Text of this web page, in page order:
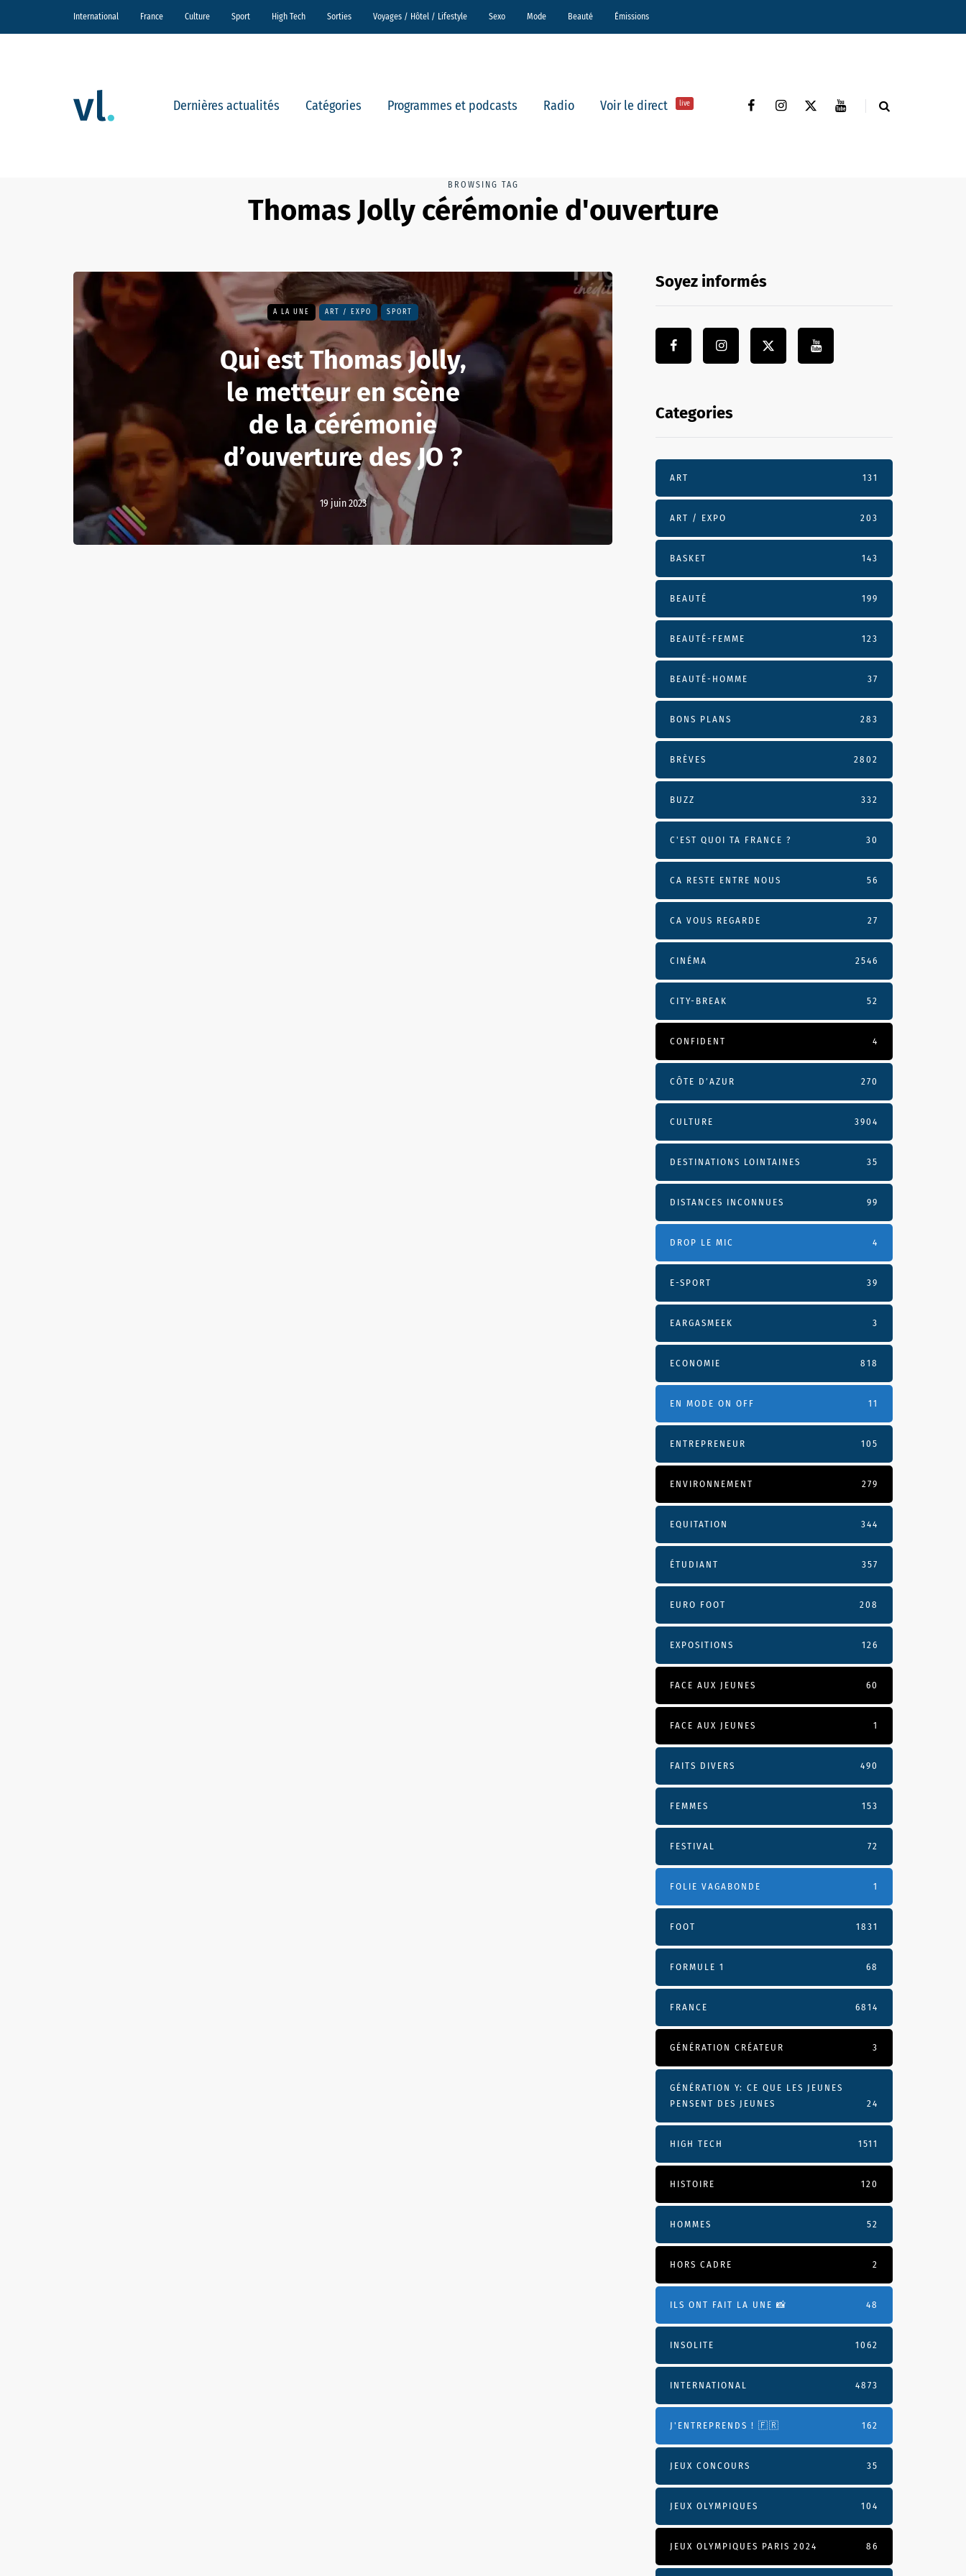
International France Culture Sport High Tech Sorties Voyages / Hôtel / Lifestyle Sexo Mode Beauté Émissions
Dernières actualités Catégories Programmes et podcasts Radio Voir le direct live
BROWSING TAG
Thomas Jolly cérémonie d'ouverture
A LA UNE ART / EXPO SPORT
Qui est Thomas Jolly,
le metteur en scène
de la cérémonie
d’ouverture des JO ?
19 juin 2023
Soyez informés
Categories
ART 131
ART / EXPO 203
BASKET 143
BEAUTÉ 199
BEAUTÉ-FEMME 123
BEAUTÉ-HOMME 37
BONS PLANS 283
BRÈVES 2802
BUZZ 332
C'EST QUOI TA FRANCE ? 30
CA RESTE ENTRE NOUS 56
CA VOUS REGARDE 27
CINÉMA 2546
CITY-BREAK 52
CONFIDENT 4
CÔTE D’AZUR 270
CULTURE 3904
DESTINATIONS LOINTAINES 35
DISTANCES INCONNUES 99
DROP LE MIC 4
E-SPORT 39
EARGASMEEK 3
ECONOMIE 818
EN MODE ON OFF 11
ENTREPRENEUR 105
ENVIRONNEMENT 279
EQUITATION 344
ÉTUDIANT 357
EURO FOOT 208
EXPOSITIONS 126
FACE AUX JEUNES 60
FACE AUX JEUNES 1
FAITS DIVERS 490
FEMMES 153
FESTIVAL 72
FOLIE VAGABONDE 1
FOOT 1831
FORMULE 1 68
FRANCE 6814
GÉNÉRATION CRÉATEUR 3
GÉNÉRATION Y: CE QUE LES JEUNES
PENSENT DES JEUNES
24
HIGH TECH 1511
HISTOIRE 120
HOMMES 52
HORS CADRE 2
ILS ONT FAIT LA UNE 📸 48
INSOLITE 1062
INTERNATIONAL 4873
J'ENTREPRENDS ! 🇫🇷 162
JEUX CONCOURS 35
JEUX OLYMPIQUES 104
JEUX OLYMPIQUES PARIS 2024 86